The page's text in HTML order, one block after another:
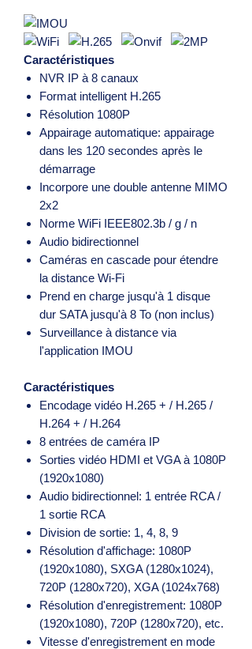
Caractéristiques
NVR IP à 8 canaux
Format intelligent H.265
Résolution 1080P
Appairage automatique: appairage
dans les 120 secondes après le
démarrage
Incorpore une double antenne MIMO
2x2
Norme WiFi IEEE802.3b / g / n
Audio bidirectionnel
Caméras en cascade pour étendre
la distance Wi-Fi
Prend en charge jusqu'à 1 disque
dur SATA jusqu'à 8 To (non inclus)
Surveillance à distance via
l'application IMOU
Caractéristiques
Encodage vidéo H.265 + / H.265 /
H.264 + / H.264
8 entrées de caméra IP
Sorties vidéo HDMI et VGA à 1080P
(1920x1080)
Audio bidirectionnel: 1 entrée RCA /
1 sortie RCA
Division de sortie: 1, 4, 8, 9
Résolution d'affichage: 1080P
(1920x1080), SXGA (1280x1024),
720P (1280x720), XGA (1024x768)
Résolution d'enregistrement: 1080P
(1920x1080), 720P (1280x720), etc.
Vitesse d'enregistrement en mode